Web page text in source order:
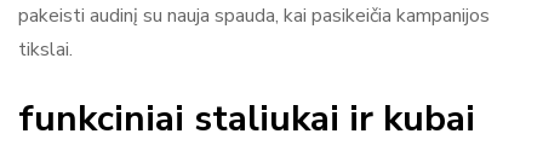
pakeisti audinį su nauja spauda, kai pasikeičia kampanijos
tikslai.
funkciniai staliukai ir kubai